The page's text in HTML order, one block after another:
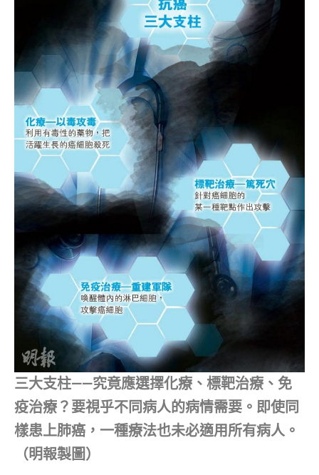
三大支柱——究竟應選擇化療、標靶治療、免
疫治療？要視乎不同病人的病情需要。即使同
樣患上肺癌，一種療法也未必適用所有病人。
（明報製圖）